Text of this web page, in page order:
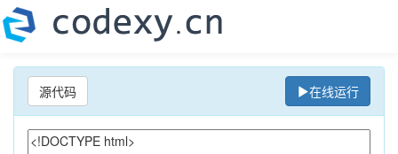
源代码 在线运行